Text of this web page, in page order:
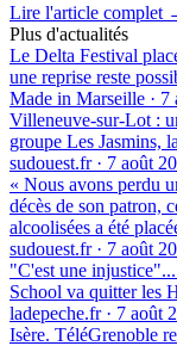
Lire l'article complet
Plus d'actualités
Le Delta Festival
une reprise reste
Made in Marseille · 7
Villeneuve-sur-Lot :
groupe Les Jasmins,
sudouest.fr· 7 août
« Nous avons perdu
décès de son patron,
alcoolisées a été
sudouest.fr· 7 août
"C'est une
School va quitter les
ladepeche.fr· 7 août
Isère. TéléGrenoble